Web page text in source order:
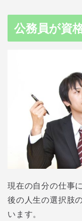
公務員が資
現在の自分の仕事
後の人生の選択肢
います。